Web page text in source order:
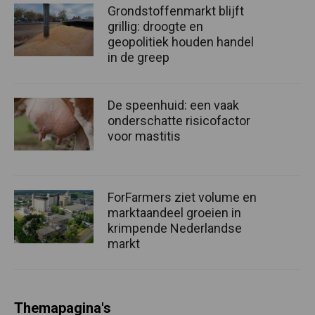
Grondstoffenmarkt blijft
grillig: droogte en
geopolitiek houden handel
in de greep
De speenhuid: een vaak
onderschatte risicofactor
voor mastitis
ForFarmers ziet volume en
marktaandeel groeien in
krimpende Nederlandse
markt
Themapagina's